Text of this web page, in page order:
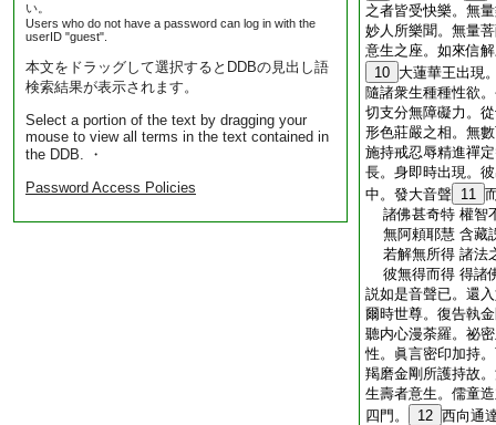
い。
Users who do not have a password can log in with the
userID "guest".
本文をドラッグして選択するとDDBの見出し語
検索結果が表示されます。
Select a portion of the text by dragging your
mouse to view all terms in the text contained in
the DDB. ・
Password Access Policies
之者皆受快樂。無
妙人所樂聞。無量
意生之座。如來信
10 大蓮華王出現
隨諸衆生種種性欲
切支分無障礙力。
形色莊嚴之相。無
施持戒忍辱精進禪
長。身即時出現。
中。發大音聲 11
諸佛甚奇特 權智
無阿頼耶慧 含藏
若解無所得 諸法
彼無得而得 得諸
説如是音聲已。還
爾時世尊。復告執
聽内心漫荼羅。祕
性。眞言密印加持
羯磨金剛所護持故
生壽者意生。儒童
四門。
12 西向通